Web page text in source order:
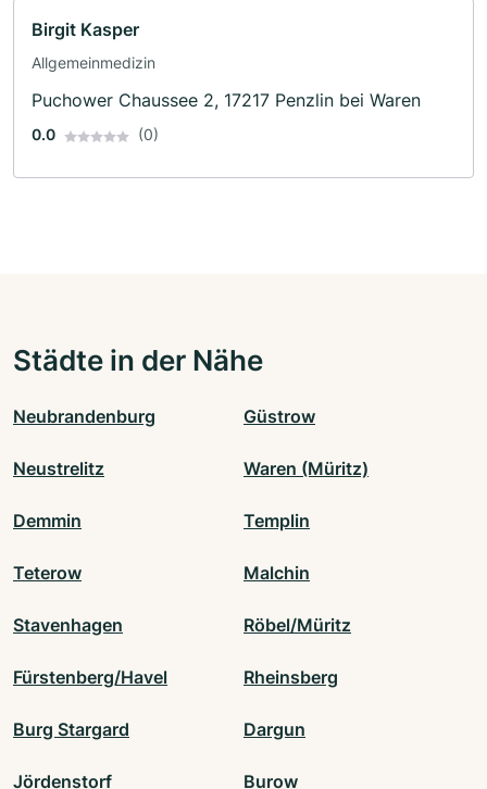
Birgit Kasper
Allgemeinmedizin
Puchower Chaussee 2, 17217 Penzlin bei Waren
0.0 (0)
Städte in der Nähe
Neubrandenburg Güstrow
Neustrelitz Waren (Müritz)
Demmin Templin
Teterow Malchin
Stavenhagen Röbel/Müritz
Fürstenberg/Havel Rheinsberg
Burg Stargard Dargun
Jördenstorf Burow